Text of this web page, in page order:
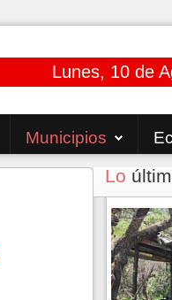
Lunes, 10 de
Municipios
Lo